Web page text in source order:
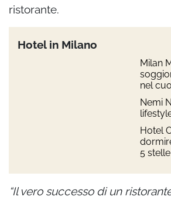
ristorante.
Hotel in Milano
Milan
nel
Nemi
Hotel
5
“Il vero successo di un